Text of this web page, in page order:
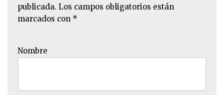
publicada. Los campos obligatorios están
marcados con *
Nombre